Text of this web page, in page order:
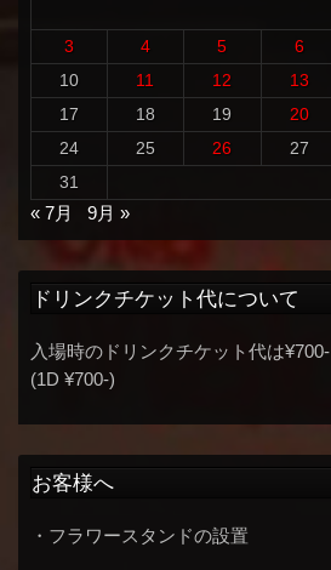
3
4 5 6
10
11 12 13
17
18 19 20
24
25 26 27
31
« 7月
9月 »
ドリンクチケット代について
入場時のドリンクチケット代は¥700-
(1D ¥700-)
お客様へ
・フラワースタンドの設置